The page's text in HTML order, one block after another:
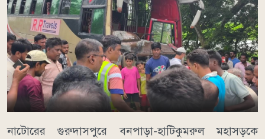
নাটোরের গুরুদাসপুরে বনপাড়া-হাটিকুমরুল মহাসড়কে